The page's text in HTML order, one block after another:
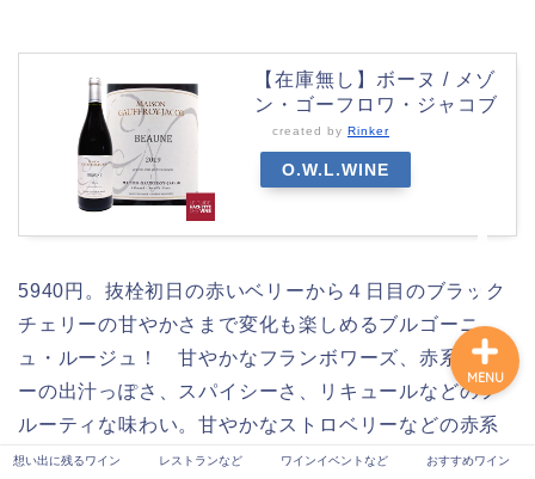
【在庫無し】ボーヌ / メゾ
ン・ゴーフロワ・ジャコブ
created by Rinker
O.W.L.WINE
5940円。抜栓初日の赤いベリーから４日目のブラック
チェリーの甘やかさまで変化も楽しめるブルゴーニ
ュ・ルージュ！ 甘やかなフランボワーズ、赤系ベリ
ーの出汁っぽさ、スパイシーさ、リキュールなどのフ
ルーティな味わい。甘やかなストロベリーなどの赤系
ベリー、バラの花、スパイスなどのエレガントな香
想い出に残るワイン レストランなど ワインイベントなど おすすめワイン
MENU
レストランなど
ワインイベントなど
おすすめワイン